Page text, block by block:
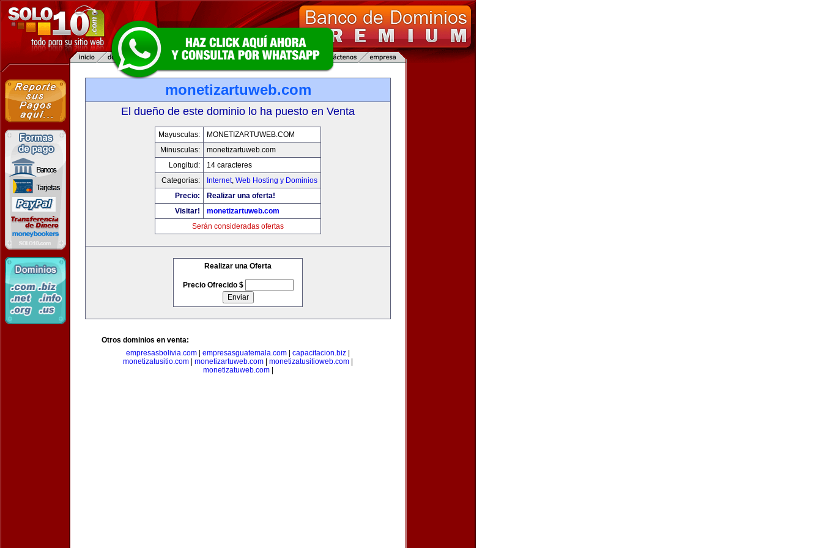
monetizartuweb.com
El dueño de este dominio lo ha puesto en Venta
Mayusculas:
MONETIZARTUWEB.COM
Minusculas:
monetizartuweb.com
Longitud:
14 caracteres
Categorias:
Internet, Web Hosting y Dominios
Precio:
Realizar una oferta!
Visitar!
monetizartuweb.com
Serán consideradas ofertas
Realizar una Oferta
Precio Ofrecido $
Otros dominios en venta:
empresasbolivia.com
empresasguatemala.com capacitacion.biz
monetizatusitio.com
monetizartuweb.com monetizatusitioweb.com
monetizatuweb.com|